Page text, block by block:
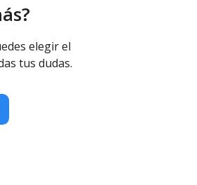
elegir el
tus dudas.